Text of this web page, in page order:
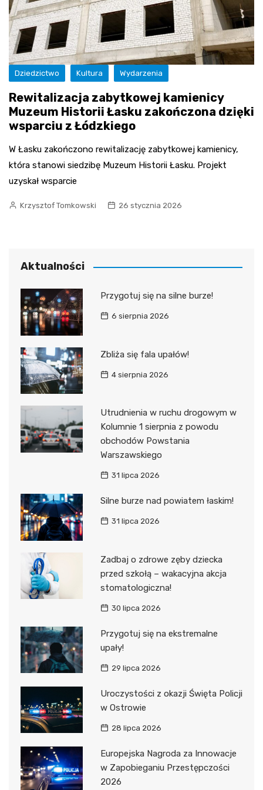
Dziedzictwo Kultura Wydarzenia
Rewitalizacja zabytkowej kamienicy
Muzeum Historii Łasku zakończona dzięki
wsparciu z Łódzkiego
W Łasku zakończono rewitalizację zabytkowej kamienicy,
która stanowi siedzibę Muzeum Historii Łasku. Projekt
uzyskał wsparcie
Krzysztof Tomkowski 26 stycznia 2026
Aktualności
Przygotuj się na silne burze!
6 sierpnia 2026
Zbliża się fala upałów!
4 sierpnia 2026
Utrudnienia w ruchu drogowym w
Kolumnie 1 sierpnia z powodu
obchodów Powstania
Warszawskiego
31 lipca 2026
Silne burze nad powiatem łaskim!
31 lipca 2026
Zadbaj o zdrowe zęby dziecka
przed szkołą – wakacyjna akcja
stomatologiczna!
30 lipca 2026
Przygotuj się na ekstremalne
upały!
29 lipca 2026
Uroczystości z okazji Święta Policji
w Ostrowie
28 lipca 2026
Europejska Nagroda za Innowacje
w Zapobieganiu Przestępczości
2026